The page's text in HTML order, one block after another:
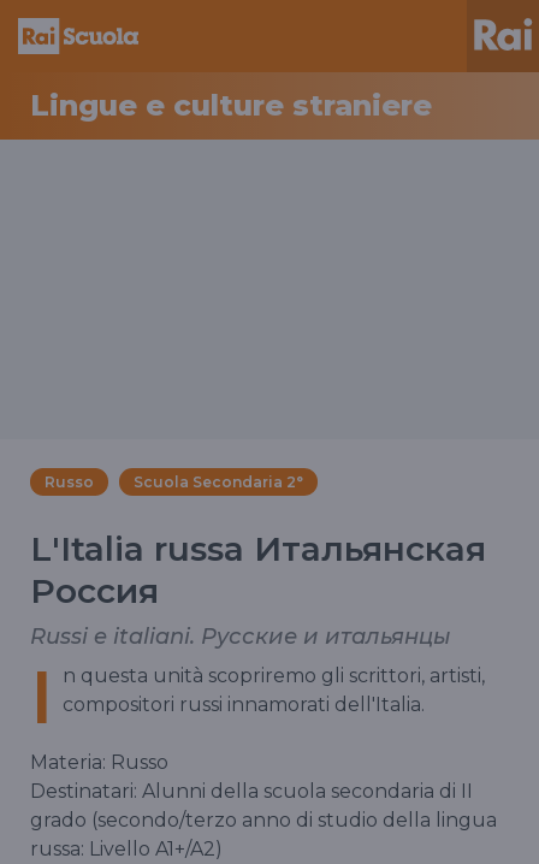
Lingue e culture straniere
Russo Scuola Secondaria 2°
L'Italia russa Итальянская
Россия
Russi e italiani. Русские и итальянцы
I
n questa unità scopriremo gli scrittori, artisti,
compositori russi innamorati dell'Italia.
Materia: Russo
Destinatari: Alunni della scuola secondaria di II
grado (secondo/terzo anno di studio della lingua
russa: Livello A1+/A2)